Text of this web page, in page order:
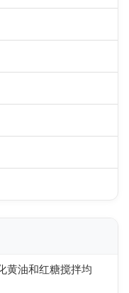
黄油和红糖搅拌均